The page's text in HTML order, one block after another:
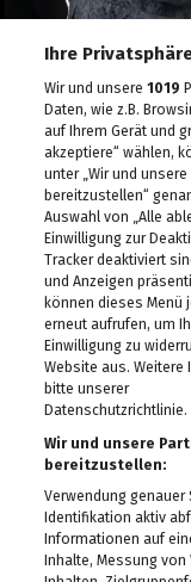
01.05.2026
Das eleven
10. Geburtstag
30.04.2026
Maibaum-
Gösser Bräu
29.04.2026
2026
27.04.2026
ESC Starter
im Murpark
27.04.2026
99ers
26.04.2026
Lendstrom:
Kulinarik und
Stimmung
23.04.2026
Ihre
Wir und unsere1019
Daten, wie z.B.
auf Ihrem Gerät und
akzeptiere“ wählen,
unter „Wir und
bereitzustellen“
Auswahl von „Alle
Einwilligung zur
Tracker deaktiviert
und Anzeigen
können dieses Menü
erneut aufrufen, um
Einwilligung zu
Website aus.
bitte unserer
Datenschutzrichtlinie.
Wir und unsere
bereitzustellen:
Verwendung
Identifikation aktiv
Informationen auf
Inhalte, Messung